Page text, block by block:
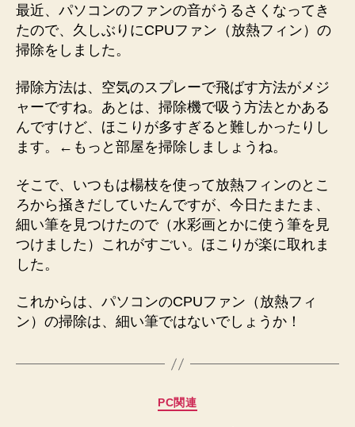
ン
の
CPU
フ
ン
（放
熱
フ
ン）
の
掃
除
方
の
最近、パソコンのファンの音がうるさくなってき
たので、久しぶりにCPUファン（放熱フィン）の
掃除をしました。
掃除方法は、空気のスプレーで飛ばす方法がメジ
ャーですね。あとは、掃除機で吸う方法とかある
んですけど、ほこりが多すぎると難しかったりし
ます。←もっと部屋を掃除しましょうね。
そこで、いつもは楊枝を使って放熱フィンのとこ
ろから掻きだしていたんですが、今日たまたま、
細い筆を見つけたので（水彩画とかに使う筆を見
つけました）これがすごい。ほこりが楽に取れま
した。
これからは、パソコンのCPUファン（放熱フィ
ン）の掃除は、細い筆ではないでしょうか！
カ
PC関連